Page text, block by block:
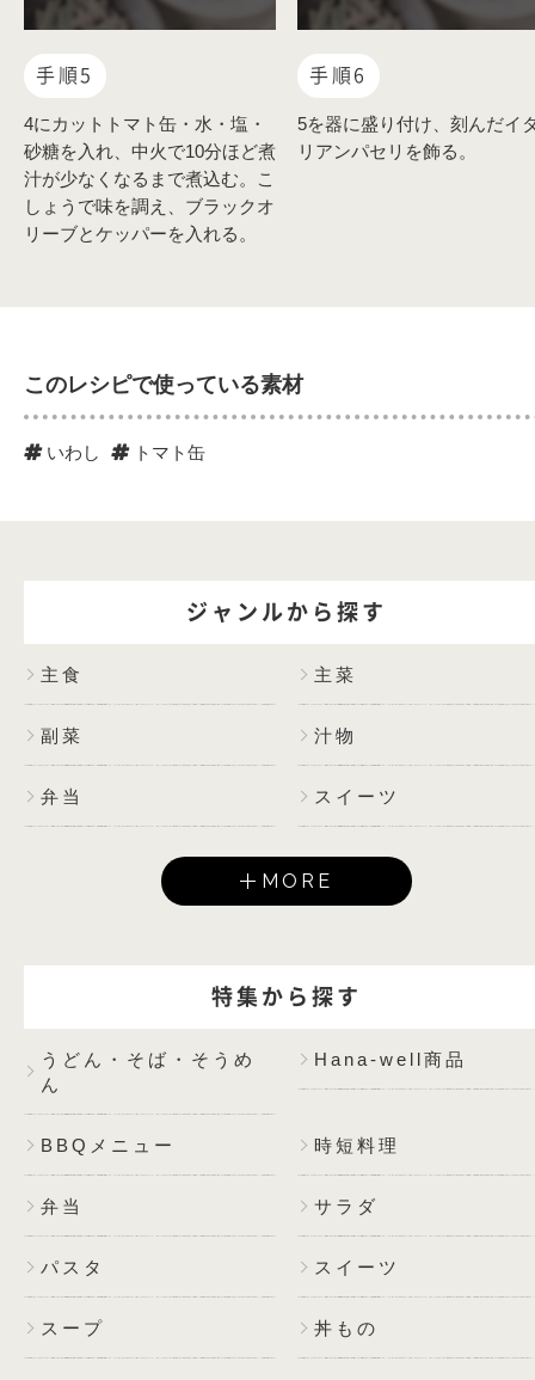
手順5
4にカットトマト缶・水・塩・
砂糖を入れ、中火で10分ほど煮
汁が少なくなるまで煮込む。こ
しょうで味を調え、ブラックオ
リーブとケッパーを入れる。
手順6
5を器に盛り付け、刻んだイ
リアンパセリを飾る。
このレシピで使っている素材
いわし トマト缶
ジャンルから探す
主食 主菜
副菜 汁物
弁当 スイーツ
MORE
特集から探す
うどん・そば・そうめ
ん
Hana-well商品
BBQメニュー 時短料理
弁当 サラダ
パスタ スイーツ
スープ 丼もの